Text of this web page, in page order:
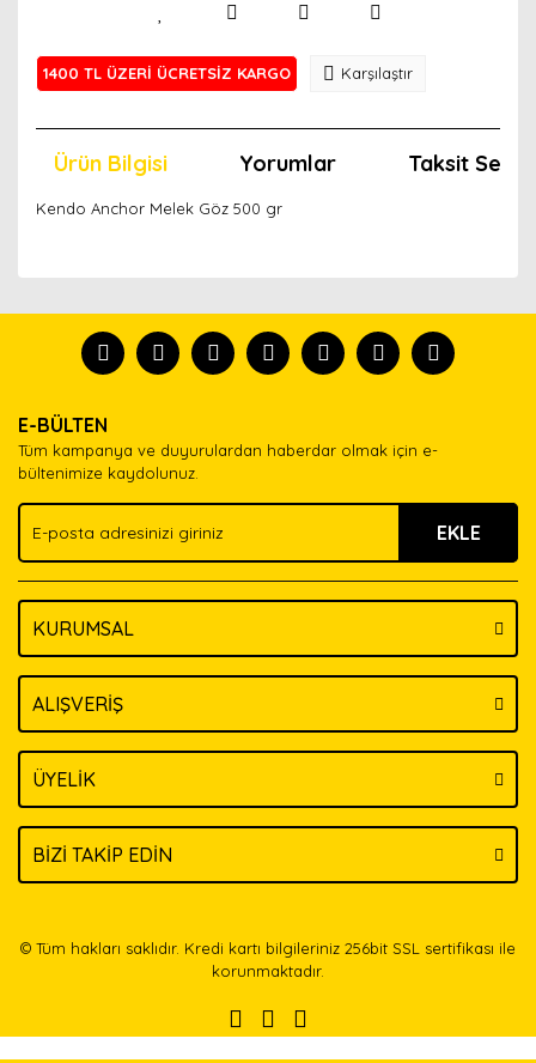
1400 TL ÜZERİ ÜCRETSİZ KARGO Karşılaştır
Ürün Bilgisi Yorumlar Taksit
Kendo Anchor Melek Göz 500 gr
tanısın.
formunu kullanarak tarafımıza iletebilirsiniz.
Görüş ve önerileriniz için teşekkür ederiz.
Ürün açıklamasında eksik bilgiler bulunuyor.
Ürün bilgilerinde hatalar bulunuyor.
Ürün fiyatı diğer sitelerden daha pahalı.
Bu ürüne benzer farklı alternatifler olmalı.
E-BÜLTEN
Tüm kampanya ve duyurulardan haberdar olmak için e-
bültenimize kaydolunuz.
EKLE
KURUMSAL
ALIŞVERİŞ
ÜYELİK
BİZİ TAKİP EDİN
© Tüm hakları saklıdır. Kredi kartı bilgileriniz 256bit SSL sertifikası ile
korunmaktadır.